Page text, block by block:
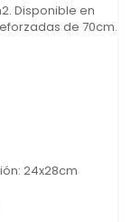
Disponible en
de 70cm.
24x28cm